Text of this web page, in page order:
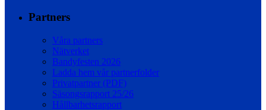
Partners
Våra partners
Nätverket
Bandyfesten 2026
Ladda hem vår partnerfolder
Privatpartner (PDF)
Säsongsrapport 25/26
Hållbarhetsrapport